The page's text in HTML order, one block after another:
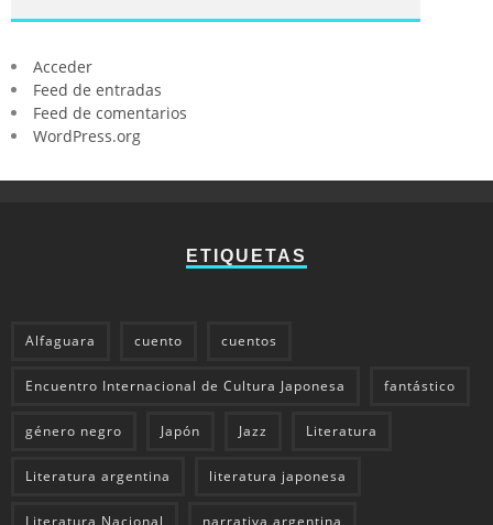
Acceder
Feed de entradas
Feed de comentarios
WordPress.org
ETIQUETAS
Alfaguara cuento cuentos
Encuentro Internacional de Cultura Japonesa fantástico
género negro Japón Jazz Literatura
Literatura argentina literatura japonesa